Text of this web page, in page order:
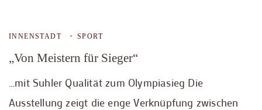
INNENSTADT SPORT
„Von Meistern für Sieger“
…mit Suhler Qualität zum Olympiasieg Die
Ausstellung zeigt die enge Verknüpfung zwischen